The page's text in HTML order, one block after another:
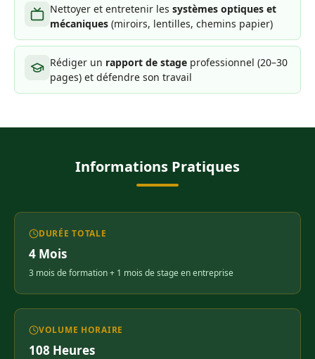
Nettoyer et entretenir les systèmes optiques et
mécaniques (miroirs, lentilles, chemins papier)
Rédiger un rapport de stage professionnel (20–30
pages) et défendre son travail
Informations Pratiques
DURÉE TOTALE
4 Mois
3 mois de formation + 1 mois de stage en entreprise
VOLUME HORAIRE
108 Heures